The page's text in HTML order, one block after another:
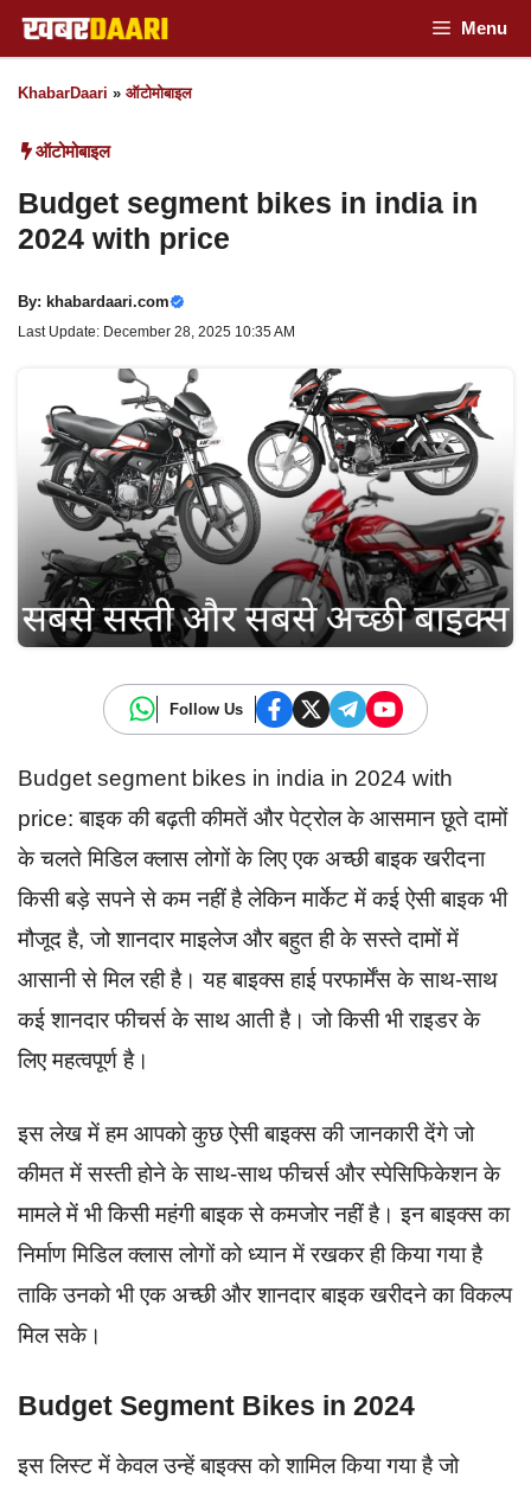
Skip
to
content
Menu
KhabarDaari » ऑटोमोबाइल
ऑटोमोबाइल
Budget segment bikes in india in
2024 with price
By: khabardaari.com
Last Update: December 28, 2025 10:35 AM
Follow Us
Budget segment bikes in india in 2024 with
price: बाइक की बढ़ती कीमतें और पेट्रोल के आसमान छूते दामों
के चलते मिडिल क्लास लोगों के लिए एक अच्छी बाइक खरीदना
किसी बड़े सपने से कम नहीं है लेकिन मार्केट में कई ऐसी बाइक भी
मौजूद है, जो शानदार माइलेज और बहुत ही के सस्ते दामों में
आसानी से मिल रही है। यह बाइक्स हाई परफार्मेंस के साथ-साथ
कई शानदार फीचर्स के साथ आती है। जो किसी भी राइडर के
लिए महत्वपूर्ण है।
इस लेख में हम आपको कुछ ऐसी बाइक्स की जानकारी देंगे जो
कीमत में सस्ती होने के साथ-साथ फीचर्स और स्पेसिफिकेशन के
मामले में भी किसी महंगी बाइक से कमजोर नहीं है। इन बाइक्स का
निर्माण मिडिल क्लास लोगों को ध्यान में रखकर ही किया गया है
ताकि उनको भी एक अच्छी और शानदार बाइक खरीदने का विकल्प
मिल सके।
Budget Segment Bikes in 2024
इस लिस्ट में केवल उन्हें बाइक्स को शामिल किया गया है जो